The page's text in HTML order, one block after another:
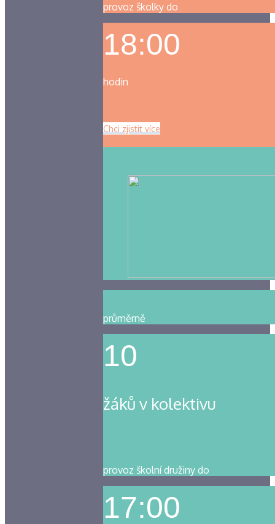
provoz školky do
18:00
hodin
Chci zjistit více
průměrně
10
žáků v kolektivu
provoz školní družiny do
17:00